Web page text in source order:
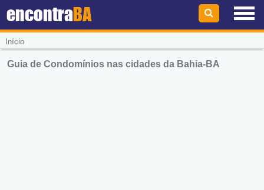
encontraBA
Início
Guia de Condomínios nas cidades da Bahia-BA